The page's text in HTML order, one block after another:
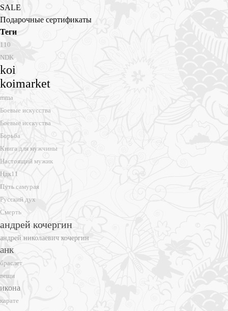
SALE
Подарочные сертификаты
Теги
110
NDK
koi
koimarket
mma
Боевые искусства
Боевые исскуства
Борьба
Книга для мужчины
Настоящий мужик
Ндк11
Путь самурая
Русский дух
Смерть
андрей кочергин
андрей николаевич кочергин
анк
браслет
вещи
икона
карате